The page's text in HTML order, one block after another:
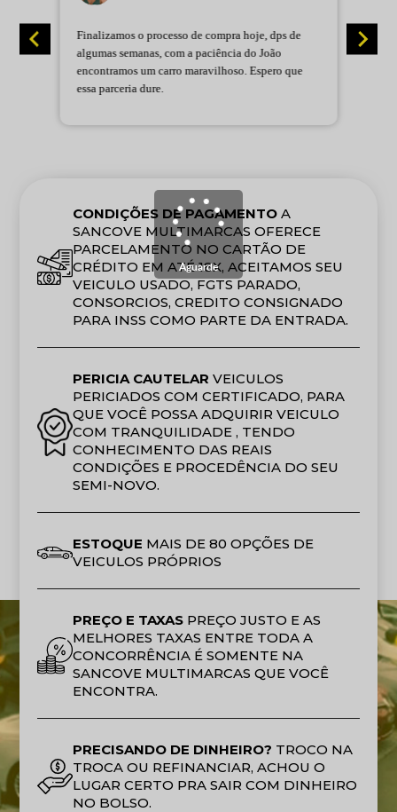
Finalizamos o processo de compra hoje, dps de
algumas semanas, com a paciência do João
encontramos um carro maravilhoso. Espero que
essa parceria dure.
CONDIÇÕES DE PAGAMENTO A
SANCOVE MULTIMARCAS OFERECE
PARCELAMENTO NO CARTÃO DE
CRÉDITO EM ATÉ 18X, ACEITAMOS SEU
VEICULO USADO, FGTS PARADO,
CONSORCIOS, CREDITO CONSIGNADO
PARA INSS COMO PARTE DA ENTRADA.
PERICIA CAUTELAR VEICULOS
PERICIADOS COM CERTIFICADO, PARA
QUE VOCÊ POSSA ADQUIRIR VEICULO
COM TRANQUILIDADE , TENDO
CONHECIMENTO DAS REAIS
CONDIÇÕES E PROCEDÊNCIA DO SEU
SEMI-NOVO.
ESTOQUE MAIS DE 80 OPÇÕES DE
VEICULOS PRÓPRIOS
PREÇO E TAXAS PREÇO JUSTO E AS
MELHORES TAXAS ENTRE TODA A
CONCORRÊNCIA É SOMENTE NA
SANCOVE MULTIMARCAS QUE VOCÊ
ENCONTRA.
PRECISANDO DE DINHEIRO? TROCO NA
TROCA OU REFINANCIAR, ACHOU O
LUGAR CERTO PRA SAIR COM DINHEIRO
NO BOLSO.
Aguarde